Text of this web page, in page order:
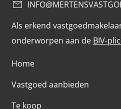
Als erkend
onderworpen aan de BIV-
Home
Vastgoed aanbieden
Te koop